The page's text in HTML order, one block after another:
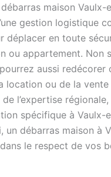
maison Vaulx-
gestion logistique
déplacer en toute
ou appartement. Non
aussi
location ou de la
l’expertise
spécifique à Vaulx-
débarras maison à
le respect de vos